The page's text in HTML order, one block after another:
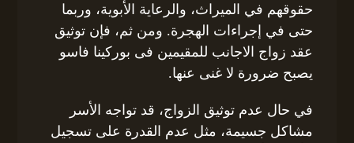
حقوقهم في الميراث، والرعاية الأبوية، وربما
حتى في إجراءات الهجرة. ومن ثم، فإن توثيق
عقد زواج الاجانب للمقيمين فى بوركينا فاسو
يصبح ضرورة لا غنى عنها.
في حال عدم توثيق الزواج، قد تواجه الأسر
مشاكل جسيمة، مثل عدم القدرة على تسجيل